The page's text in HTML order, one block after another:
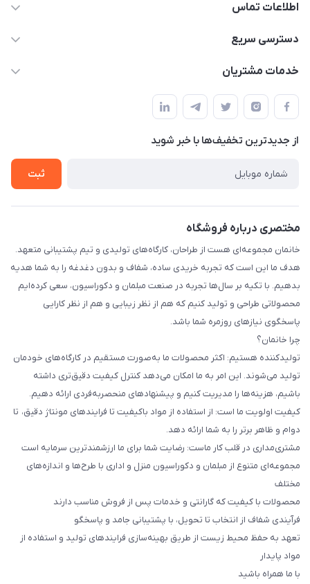
اطلاعات تماس
09124780957
دسترسی سریع
حساب کاربری
لیست محصولات
درباره ما
خدمات مشتریان
قوانین و مقررات
حریم خصوصی
راهنما
از جدید‌ترین تخفیف‌ها با‌ خبر شوید
ثبت
مختصری درباره فروشگاه
خانمان مجموعه‌ای هست از طراحان، کارگاه‌های تولیدی و تیم پشتیبانی متعهد.
هدف ما این است که تجربه خریدی ساده، شفاف و بدون دغدغه را به شما هدیه
بدهیم. با تکیه بر سال‌ها تجربه در صنعت مبلمان و دکوراسیون، سعی کرده‌ایم
محصولاتی طراحی و تولید کنیم که هم از نظر زیبایی و هم از نظر کارایی
پاسخگوی نیازهای روزمره شما باشد.
چرا خانمان؟
تولیدکننده هستیم: اکثر محصولات ما به‌صورت مستقیم در کارگاه‌های خودمان
تولید می‌شوند. این امر به ما امکان می‌دهد کنترل کیفیت دقیق‌تری داشته
باشیم، هزینه‌ها را مدیریت کنیم و پیشنهادهای منحصربه‌فردی ارائه دهیم.
کیفیت اولویت ما است: از استفاده از مواد باکیفیت تا فرایندهای مونتاژ دقیق، تا
دوام و ظاهر برتر را به شما ارائه دهد.
مشتری‌مداری در قلب کار ماست: رضایت شما برای ما ارزشمندترین سرمایه است
مجموعه‌ای متنوع از مبلمان و دکوراسیون منزل و اداری با طرح‌ها و اندازه‌های
مختلف
محصولات با کیفیت که گارانتی و خدمات پس از فروش مناسب دارند
فرآیندی شفاف از انتخاب تا تحویل، با پشتیبانی جامد و پاسخگو
تعهد به حفظ محیط زیست از طریق بهینه‌سازی فرایندهای تولید و استفاده از
مواد پایدار
با ما همراه باشید